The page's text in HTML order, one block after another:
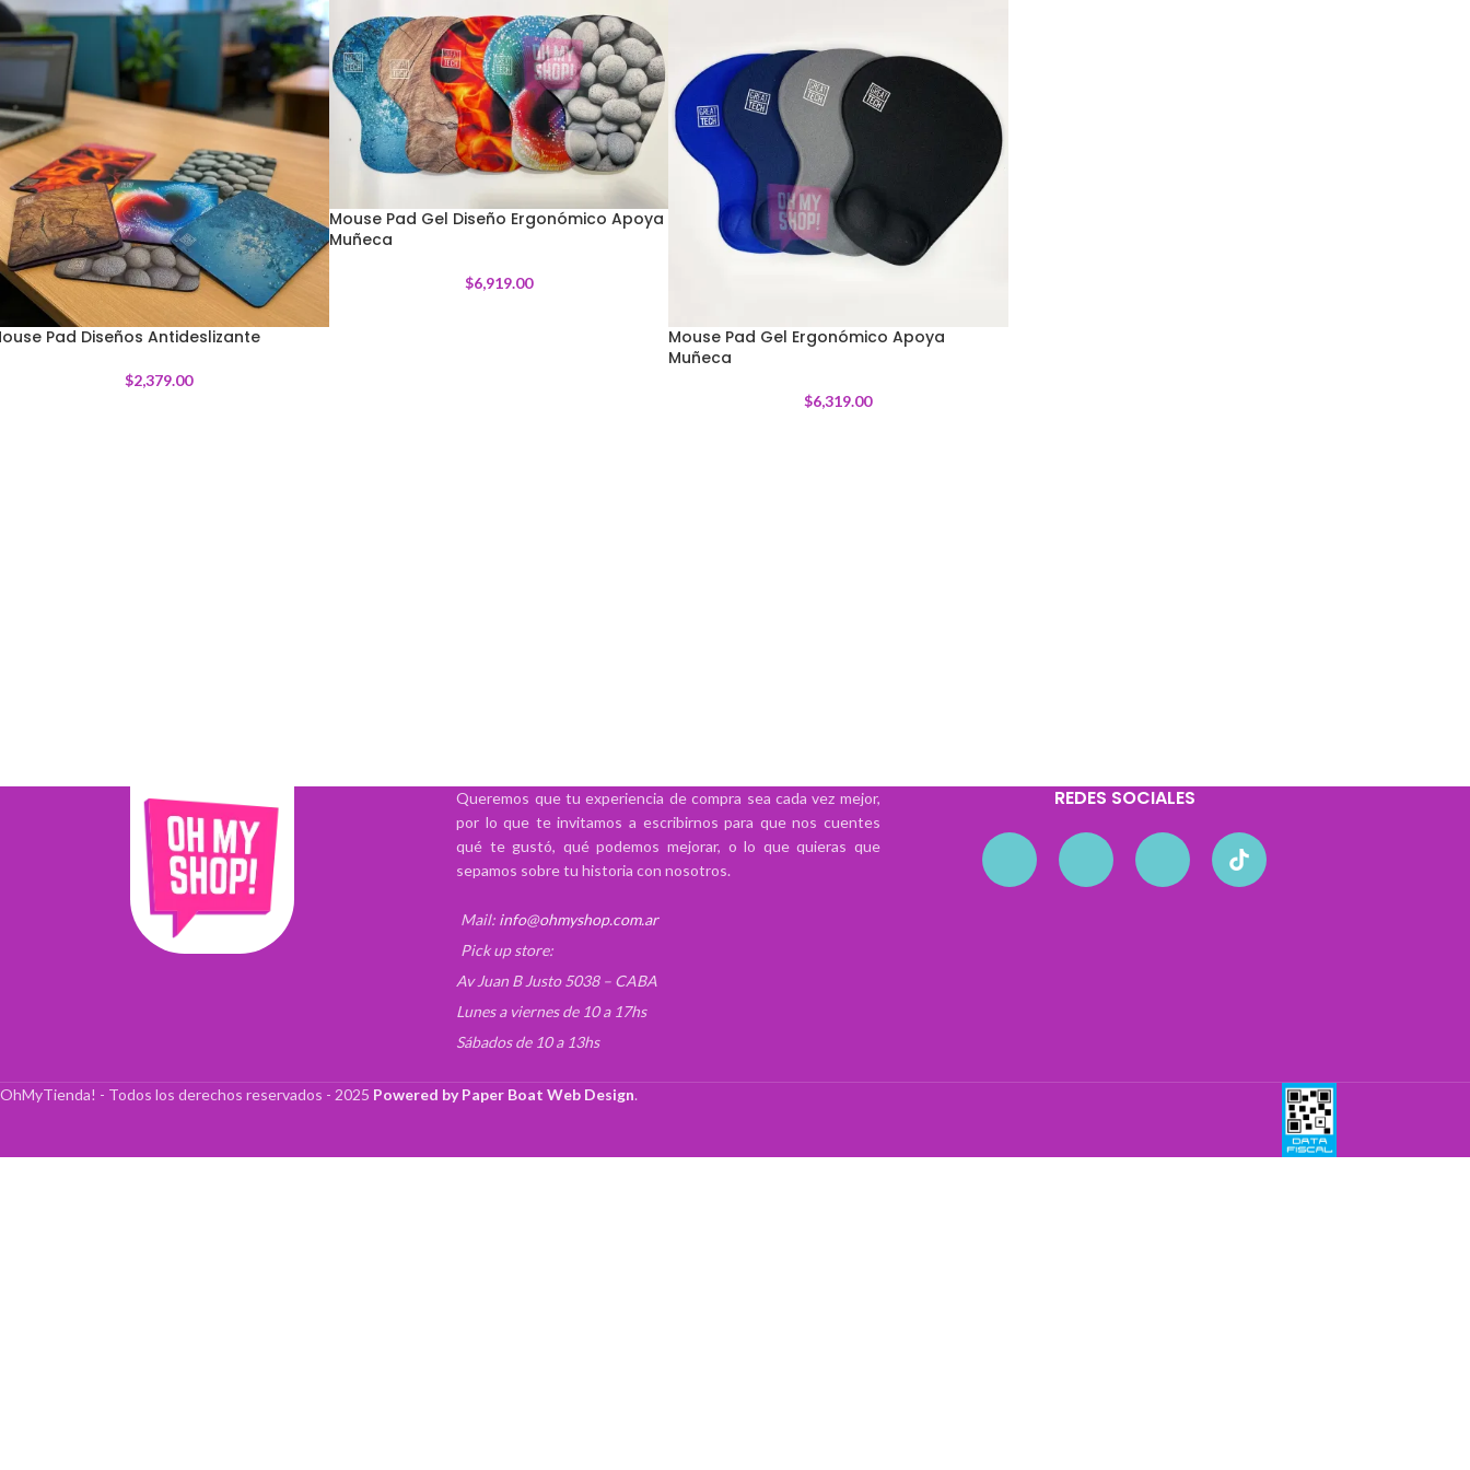
Pad Diseños Antideslizante
$2,379.00
Mouse Pad Gel Diseño Ergonómico Apoya
Muñeca
$6,919.00
Mouse Pad Gel Ergonómico Apoya
Muñeca
$6,319.00
Queremos que tu experiencia de compra sea cada vez mejor,
por lo que te invitamos a escribirnos para que nos cuentes
qué te gustó, qué podemos mejorar, o lo que quieras que
sepamos sobre tu historia con nosotros.
Mail: info@ohmyshop.com.ar
Pick up store:
Av Juan B Justo 5038 – CABA
Lunes a viernes de 10 a 17hs
Sábados de 10 a 13hs
REDES SOCIALES
OhMyTienda! - Todos los derechos reservados - 2025 Powered by Paper Boat Web Design.